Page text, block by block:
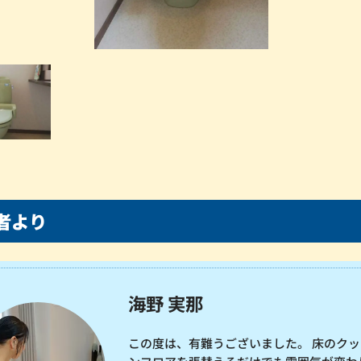
より
海野 実那
この度は、有難うございました。 床のク